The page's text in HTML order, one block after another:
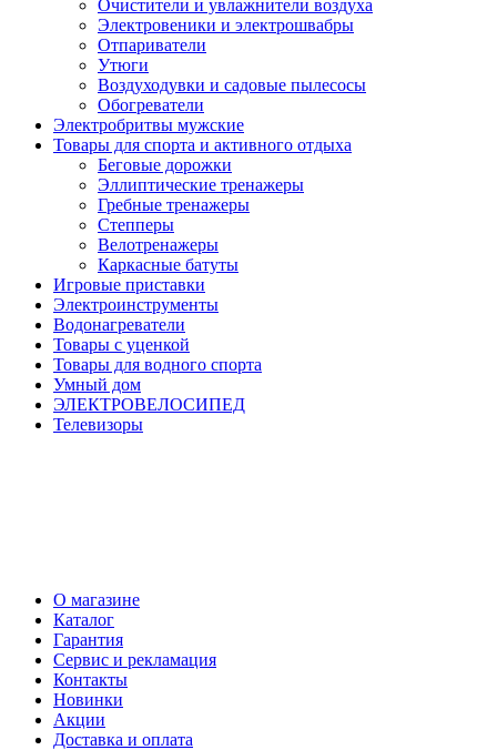
Очистители и увлажнители воздуха
Электровеники и электрошвабры
Отпариватели
Утюги
Воздуходувки и садовые пылесосы
Обогреватели
Электробритвы мужские
Товары для спорта и активного отдыха
Беговые дорожки
Эллиптические тренажеры
Гребные тренажеры
Степперы
Велотренажеры
Каркасные батуты
Игровые приставки
Электроинструменты
Водонагреватели
Товары с уценкой
Товары для водного спорта
Умный дом
ЭЛЕКТРОВЕЛОСИПЕД
Телевизоры
О магазине
Каталог
Гарантия
Сервис и рекламация
Контакты
Новинки
Акции
Доставка и оплата